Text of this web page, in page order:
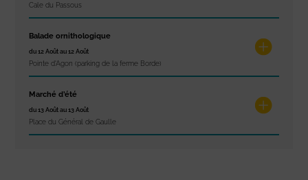
Cale du Passous
Balade ornithologique
du 12 Août au 12 Août
Pointe d'Agon (parking de la ferme Borde)
Marché d’été
du 13 Août au 13 Août
Place du Général de Gaulle